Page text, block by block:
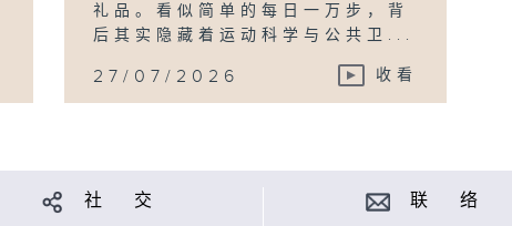
礼品。看似简单的每日一万步，背
后其实隐藏着运动科学与公共卫...
27/07/2026 收看
社 交 联 络